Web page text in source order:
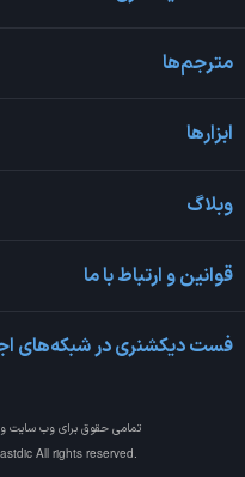
مترجم‌ها
ابزارها
وبلاگ
قوانین و ارتباط با ما
فست دیکشنری در شبکه‌های
تمامی حقوق برای وب سایت و
All rights reserved.